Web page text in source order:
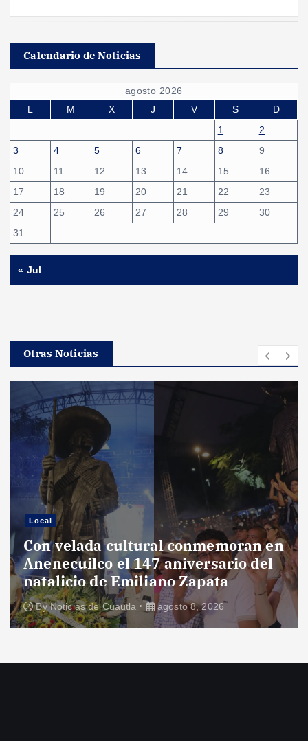
Calendario de Noticias
agosto 2026
L
M X J V S
D
1
2
3
4 5 6 7 8
9
10
11 12 13 14 15
16
17
18 19 20 21 22
23
24
25 26 27 28 29
30
31
« Jul
Otras Noticias
Local
Con velada cultural conmemoran en
Anenecuilco el 147 aniversario del
natalicio de Emiliano Zapata
ByNoticias de Cuautla agosto 8, 2026